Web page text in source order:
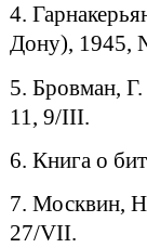
4.
Дону), 1945,
5. Бровман,
11, 9/III.
6. Книга о
7. Москвин,
27/VII.